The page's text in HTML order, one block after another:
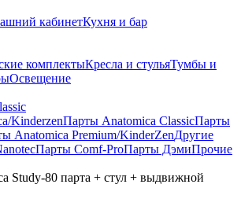
кабинетКухня и бар
комплектыКресла и стульяТумбы и
Освещение
KinderzenПарты Anatomica ClassicПарты
Anatomica Premium/KinderZenДругие
Парты Comf-ProПарты ДэмиПрочие
Study-80 парта + стул + выдвижной